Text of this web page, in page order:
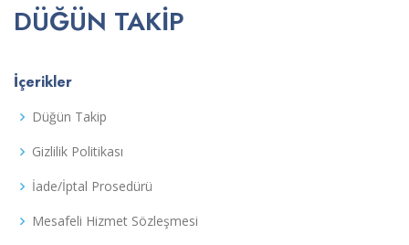
DÜĞÜN TAKIP
İçerikler
Düğün Takip
Gizlilik Politikası
İade/İptal Prosedürü
Mesafeli Hizmet Sözleşmesi